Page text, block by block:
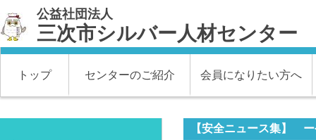
公益社団法人
三次市シルバー人材センター
トップ センターのご紹介 会員になりたい方へ
【安全ニュース集】